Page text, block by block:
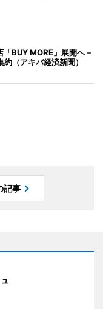
BUY MORE」展開へ－
（アキバ経済新聞）
記事